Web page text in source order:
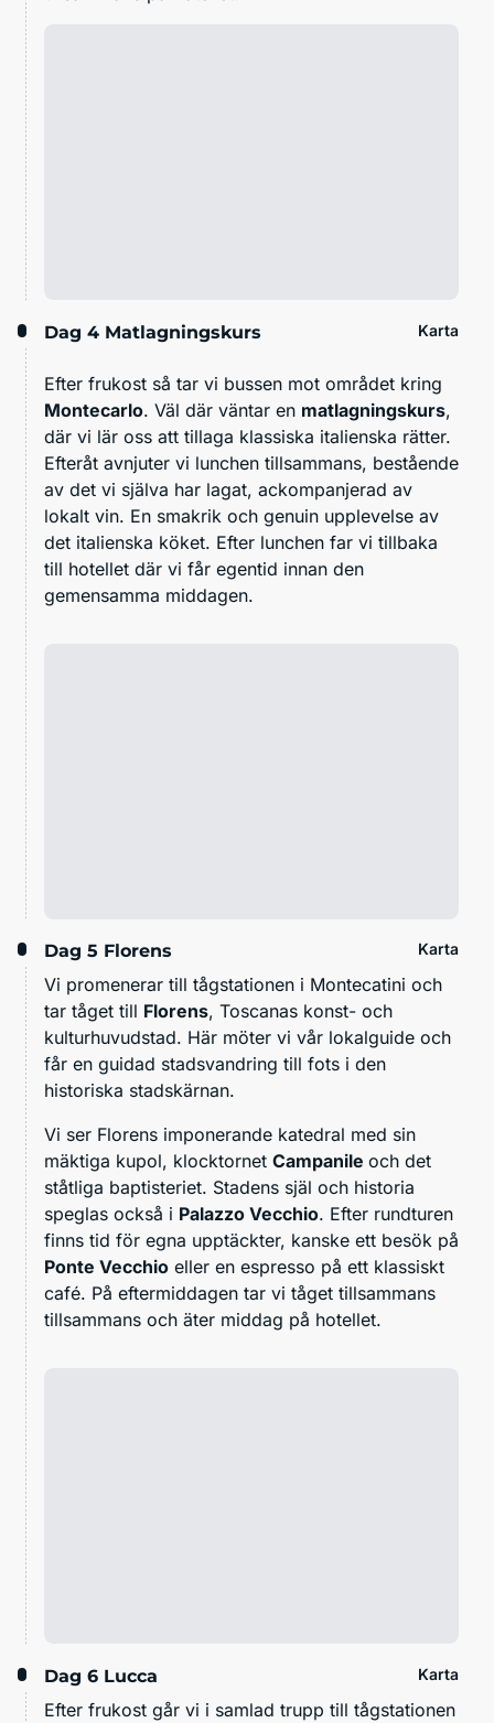
Dag 4 Matlagningskurs Karta
Efter frukost så tar vi bussen mot området kring
Montecarlo. Väl där väntar en matlagningskurs,
där vi lär oss att tillaga klassiska italienska rätter.
Efteråt avnjuter vi lunchen tillsammans, bestående
av det vi själva har lagat, ackompanjerad av
lokalt vin. En smakrik och genuin upplevelse av
det italienska köket. Efter lunchen far vi tillbaka
till hotellet där vi får egentid innan den
gemensamma middagen.
Dag 5 Florens Karta
Vi promenerar till tågstationen i Montecatini och
tar tåget till Florens, Toscanas konst- och
kulturhuvudstad. Här möter vi vår lokalguide och
får en guidad stadsvandring till fots i den
historiska stadskärnan.
Vi ser Florens imponerande katedral med sin
mäktiga kupol, klocktornet Campanile och det
ståtliga baptisteriet. Stadens själ och historia
speglas också i Palazzo Vecchio. Efter rundturen
finns tid för egna upptäckter, kanske ett besök på
Ponte Vecchio eller en espresso på ett klassiskt
café. På eftermiddagen tar vi tåget tillsammans
tillsammans och äter middag på hotellet.
Dag 6 Lucca Karta
Efter frukost går vi i samlad trupp till tågstationen